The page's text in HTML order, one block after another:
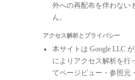
外への再配布を伴わない
ん。
アクセス解析とプライバシー
本サイトは Google LLC
によりアクセス解析を行
てページビュー・参照元